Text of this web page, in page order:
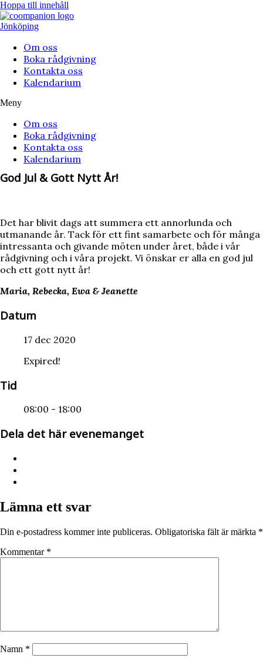
Hoppa till innehåll
Jönköping
Om oss
Boka rådgivning
Kontakta oss
Kalendarium
Meny
Om oss
Boka rådgivning
Kontakta oss
Kalendarium
God Jul & Gott Nytt År!
Det har blivit dags att summera ett annorlunda och
utmanande år. Tack för ett fint samarbete och för många
intressanta och givande möten under året, både i vår
rådgivning och i våra projekt. Vi önskar er alla en god jul
och ett gott nytt år!
Maria, Rebecka, Ewa & Jeanette
Datum
17 dec 2020
Expired!
Tid
08:00 - 18:00
Dela det här evenemanget
Lämna ett svar
Din e-postadress kommer inte publiceras. Obligatoriska fält är märkta *
Kommentar *
Namn *